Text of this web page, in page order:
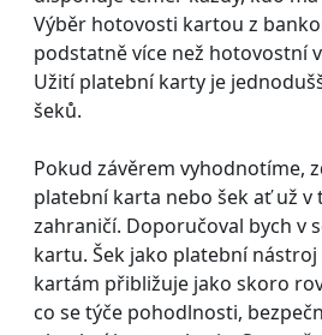
Výběr hotovosti kartou z
podstatně více než hotovostní
Užití platební karty je
šeků.
Pokud závěrem vyhodnotíme,
platební karta nebo šek ať už v
zahraničí. Doporučoval bych v
kartu. Šek jako platební
kartám přibližuje jako skoro
co se týče pohodlnosti,